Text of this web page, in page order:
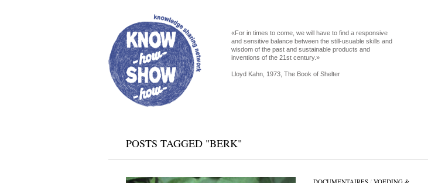
«For in times to come, we will have to find a responsive
and sensitive balance between the still-usuable skills and
wisdom of the past and sustainable products and
inventions of the 21st century.»
Lloyd Kahn, 1973, The Book of Shelter
POSTS TAGGED "BERK"